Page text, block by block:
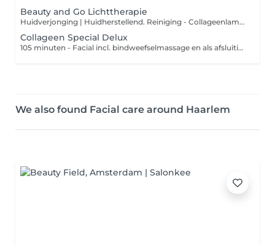
Beauty and Go Lichttherapie
Huidverjonging | Huidherstellend. Reiniging - Collageenlamp - Dag- nachtcrème. De collageen lamp zet je cellen aan om collageen en elastine te produceren en heeft ook een hoog huid herstellend vermogen voor oa na een ooglidcorrectie. Voor het beste resultaat raden wij deze behandeling aan om in kuurvorm te doen. Na 5 behandelingen voel je en zie je zichtbaar resultaat
Collageen Special Delux
105 minuten - Facial incl. bindweefselmassage en als afsluiting de Beauty Angel Collageen lamp 15 min.
We also found Facial care around Haarlem